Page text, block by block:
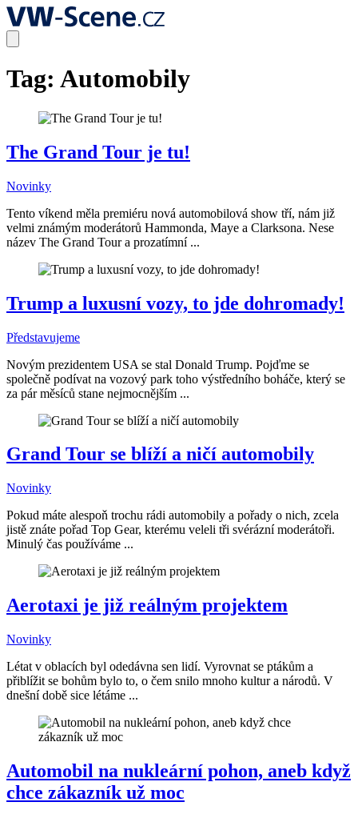
Tag: Automobily
The Grand Tour je tu!
Novinky
Tento víkend měla premiéru nová automobilová show tří, nám již
velmi známým moderátorů Hammonda, Maye a Clarksona. Nese
název The Grand Tour a prozatímní ...
Trump a luxusní vozy, to jde dohromady!
Představujeme
Novým prezidentem USA se stal Donald Trump. Pojďme se
společně podívat na vozový park toho výstředního boháče, který se
za pár měsíců stane nejmocnějším ...
Grand Tour se blíží a ničí automobily
Novinky
Pokud máte alespoň trochu rádi automobily a pořady o nich, zcela
jistě znáte pořad Top Gear, kterému veleli tři svérázní moderátoři.
Minulý čas používáme ...
Aerotaxi je již reálným projektem
Novinky
Létat v oblacích byl odedávna sen lidí. Vyrovnat se ptákům a
přiblížit se bohům bylo to, o čem snilo mnoho kultur a národů. V
dnešní době sice létáme ...
Automobil na nukleární pohon, aneb když
chce zákazník už moc